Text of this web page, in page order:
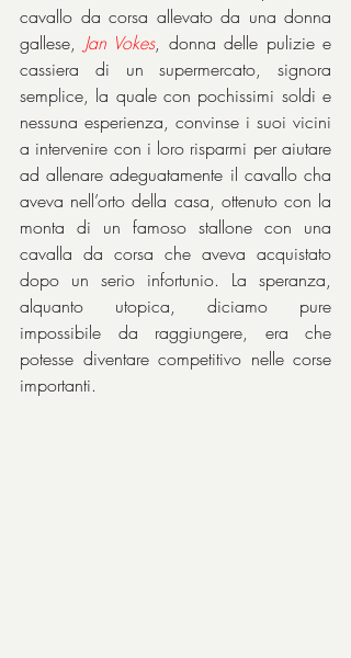
cavallo da corsa allevato da una donna
gallese, Jan Vokes, donna delle pulizie e
cassiera di un supermercato, signora
semplice, la quale con pochissimi soldi e
nessuna esperienza, convinse i suoi vicini
a intervenire con i loro risparmi per aiutare
ad allenare adeguatamente il cavallo cha
aveva nell’orto della casa, ottenuto con la
monta di un famoso stallone con una
cavalla da corsa che aveva acquistato
dopo un serio infortunio. La speranza,
alquanto utopica, diciamo pure
impossibile da raggiungere, era che
potesse diventare competitivo nelle corse
importanti.